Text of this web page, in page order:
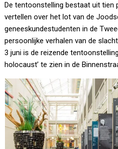
De tentoonstelling bestaat uit tien
vertellen over het lot van de
geneeskundestudenten in de
persoonlijke verhalen van de
3 juni is de reizende
holocaust’ te zien in de